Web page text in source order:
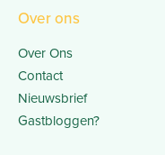
Over ons
Over Ons
Contact
Nieuwsbrief
Gastbloggen?